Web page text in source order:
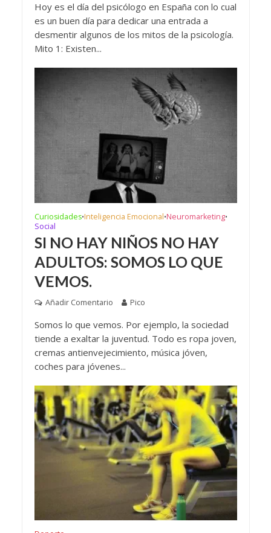
Hoy es el día del psicólogo en España con lo cual
es un buen día para dedicar una entrada a
desmentir algunos de los mitos de la psicología.
Mito 1: Existen...
Curiosidades•Inteligencia Emocional•Neuromarketing•
Social
SI NO HAY NIÑOS NO HAY
ADULTOS: SOMOS LO QUE
VEMOS.
Añadir Comentario Pico
Somos lo que vemos. Por ejemplo, la sociedad
tiende a exaltar la juventud. Todo es ropa joven,
cremas antienvejecimiento, música jóven,
coches para jóvenes...